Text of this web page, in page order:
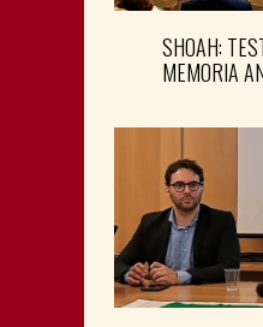
SHOAH:
MEMORIA